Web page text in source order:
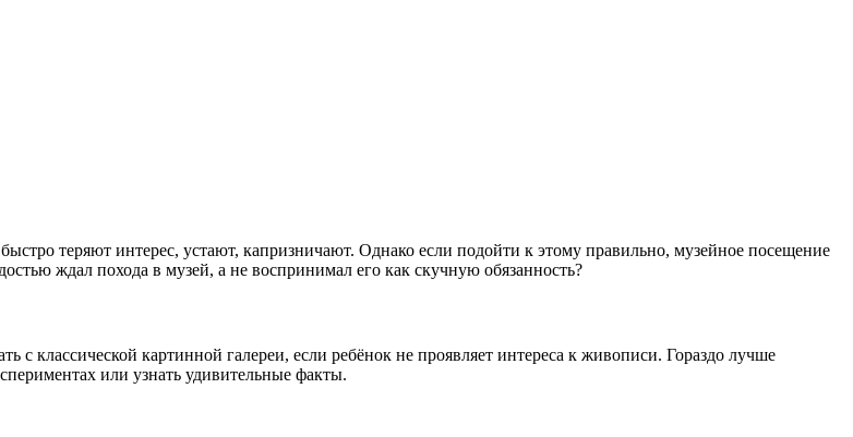
теряют интерес, устают, капризничают. Однако если подойти к этому правильно, музейное посещение
ждал похода в музей, а не воспринимал его как скучную обязанность?
с классической картинной галереи, если ребёнок не проявляет интереса к живописи. Гораздо лучше
или узнать удивительные факты.